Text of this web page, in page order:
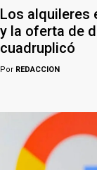
Los alquileres
y la oferta de
cuadruplicó
Por REDACCION